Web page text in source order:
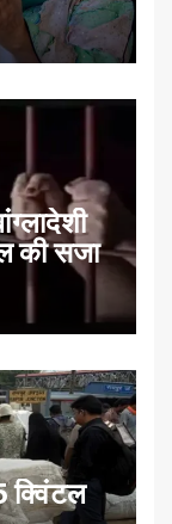
की सजा